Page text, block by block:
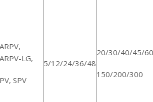
ARPV,
ARPV-LG,
PV, SPV
5/12/24/36/48
20/30/40/45/
150/200/300